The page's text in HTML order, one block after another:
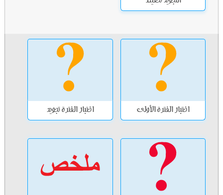
اختبار الفترة الأولى اختبار الفترة تجويد